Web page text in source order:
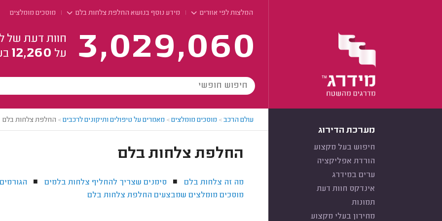
המלצות לפי אזורים מידע נוסף בנושא החלפת צלחות בלם מוסכים מומלצים
3,029,060
חוות דעת של
על 12,260
מערכת הדירוג
חיפוש בעל מקצוע
הורדת אפליקציה
ערים במידרג
אינדקס חוות דעת
תמונות
מחירון בעלי מקצוע
עולם הרכב> מוסכים מומלצים> מאמרים על טיפולים ותיקונים לרכבים> החלפת צלחות בלם
החלפת צלחות בלם
מה זה צלחות בלם ■ סימנים שצריך להחליף צלחות בלמים ■
מוסכים מומלצים שמבצעים החלפת צלחות בלם